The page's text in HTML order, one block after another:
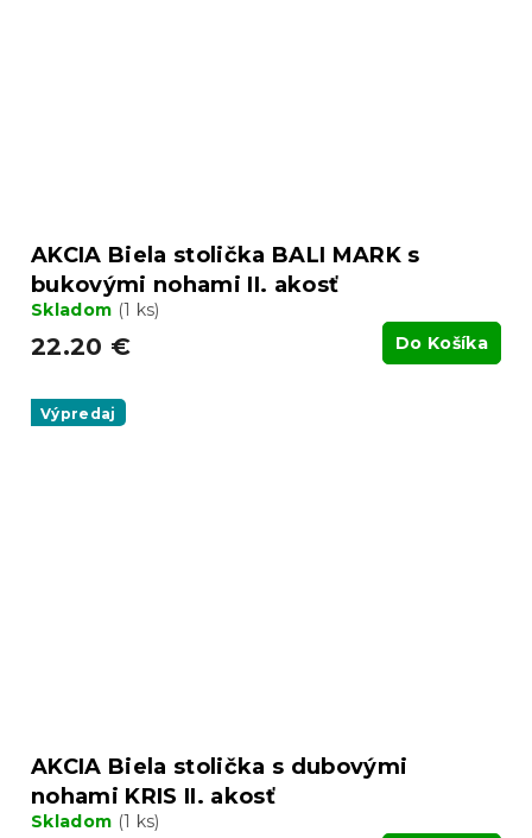
AKCIA Biela stolička BALI MARK s
bukovými nohami II. akosť
Skladom (1 ks)
22.20 € Do Košíka
Výpredaj
AKCIA Biela stolička s dubovými
nohami KRIS II. akosť
Skladom (1 ks)